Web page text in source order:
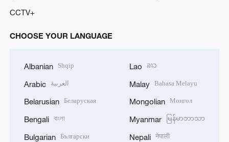
CCTV+
CHOOSE YOUR LANGUAGE
Albanian Shqip
Arabic العربية
Belarusian Беларуская
Bengali বাংলা
Bulgarian Български
Lao ລາວ
Malay Bahasa Melayu
Mongolian Монгол
Myanmar မြန်မာဘာသာ
Nepali नेपाली